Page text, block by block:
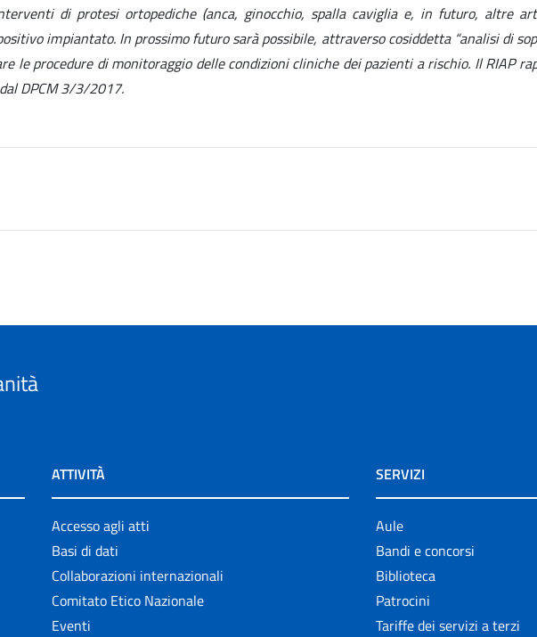
di protesi ortopediche (anca, ginocchio, spalla caviglia e, in futuro, altre
impiantato. In prossimo futuro sarà possibile, attraverso cosiddetta “analisi di
le procedure di monitoraggio delle condizioni cliniche dei pazienti a rischio. Il RIAP
DPCM 3/3/2017.
ATTIVITÀ
Accesso agli atti
Basi di dati
Collaborazioni internazionali
Comitato Etico Nazionale
Eventi
SERVIZI
Aule
Bandi e concorsi
Biblioteca
Patrocini
Tariffe dei servizi a terzi